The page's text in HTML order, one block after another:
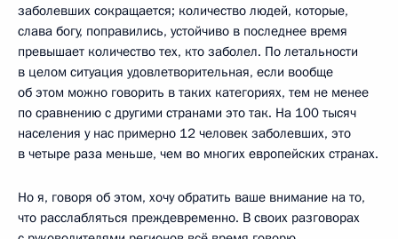
заболевших сокращается; количество людей, которые,
слава богу, поправились, устойчиво в последнее время
превышает количество тех, кто заболел. По летальности
в целом ситуация удовлетворительная, если вообще
об этом можно говорить в таких категориях, тем не менее
по сравнению с другими странами это так. На 100 тысяч
населения у нас примерно 12 человек заболевших, это
в четыре раза меньше, чем во многих европейских странах.
Но я, говоря об этом, хочу обратить ваше внимание на то,
что расслабляться преждевременно. В своих разговорах